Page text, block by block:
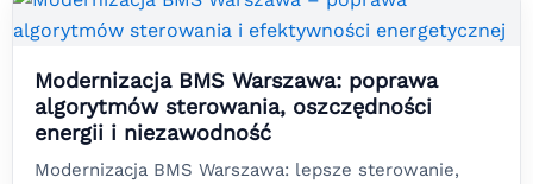
Modernizacja BMS Warszawa: poprawa
algorytmów sterowania, oszczędności
energii i niezawodność
Modernizacja BMS Warszawa: lepsze sterowanie,